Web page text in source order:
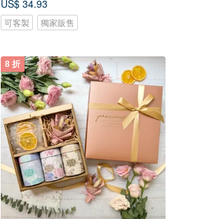
US$ 34.93
可客製 獨家販售
8 折